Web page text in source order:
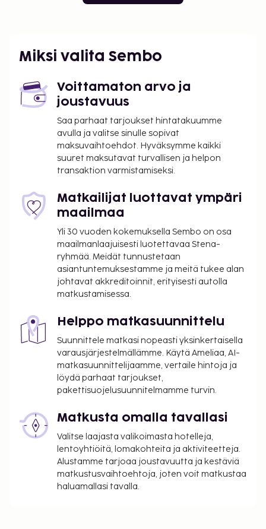
Miksi valita Sembo
Voittamaton arvo ja
joustavuus
Saa parhaat tarjoukset hintatakuumme
avulla ja valitse sinulle sopivat
maksuvaihtoehdot. Hyväksymme kaikki
suuret maksutavat turvallisen ja helpon
transaktion varmistamiseksi.
Matkailijat luottavat ympäri
maailmaa
Yli 30 vuoden kokemuksella Sembo on osa
maailmanlaajuisesti luotettavaa Stena-
ryhmää. Meidät tunnustetaan
asiantuntemuksestamme ja meitä tukee alan
johtavat akkreditoinnit, erityisesti autolla
matkustamisessa.
Helppo matkasuunnittelu
Suunnittele matkasi nopeasti yksinkertaisella
varausjärjestelmällämme. Käytä Ameliaa, AI-
matkasuunnittelijaamme, vertaile hintoja ja
löydä parhaat tarjoukset,
pakettisuojelusuunnitelmamme turvin.
Matkusta omalla tavallasi
Valitse laajasta valikoimasta hotelleja,
lentoyhtiöitä, lomakohteita ja aktiviteetteja.
Alustamme tarjoaa joustavuutta ja kestäviä
matkustusvaihtoehtoja, joten voit matkustaa
haluamallasi tavalla.